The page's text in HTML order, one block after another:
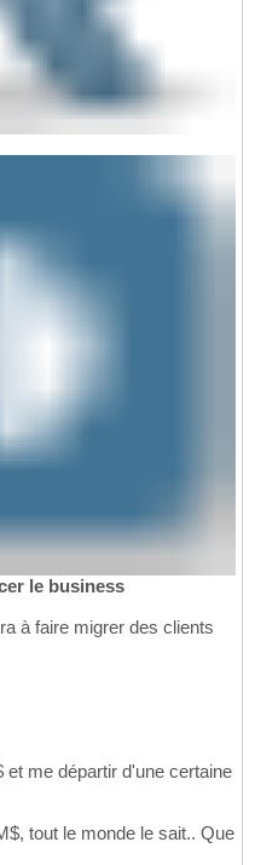
le business
à faire migrer des clients
me départir d'une certaine
tout le monde le sait.. Que